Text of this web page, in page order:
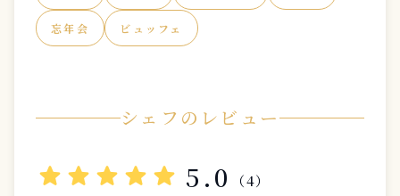
忘年会 ビュッフェ
シェフのレビュー
star star star star star 5.0 （4）